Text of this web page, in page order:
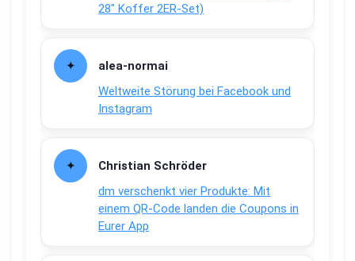
28″ Koffer 2ER-Set)
alea-normai
Weltweite Störung bei Facebook und
Instagram
Christian Schröder
dm verschenkt vier Produkte: Mit
einem QR-Code landen die Coupons in
Eurer App